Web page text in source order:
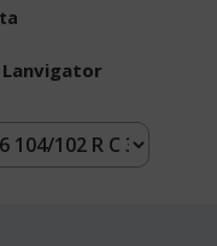
Lanvigator